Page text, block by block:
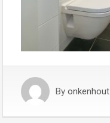
By onkenhout